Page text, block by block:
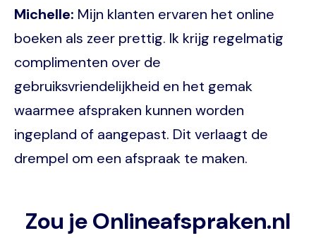
Michelle: Mijn klanten ervaren het online
boeken als zeer prettig. Ik krijg regelmatig
complimenten over de
gebruiksvriendelijkheid en het gemak
waarmee afspraken kunnen worden
ingepland of aangepast. Dit verlaagt de
drempel om een afspraak te maken.
Zou je Onlineafspraken.nl